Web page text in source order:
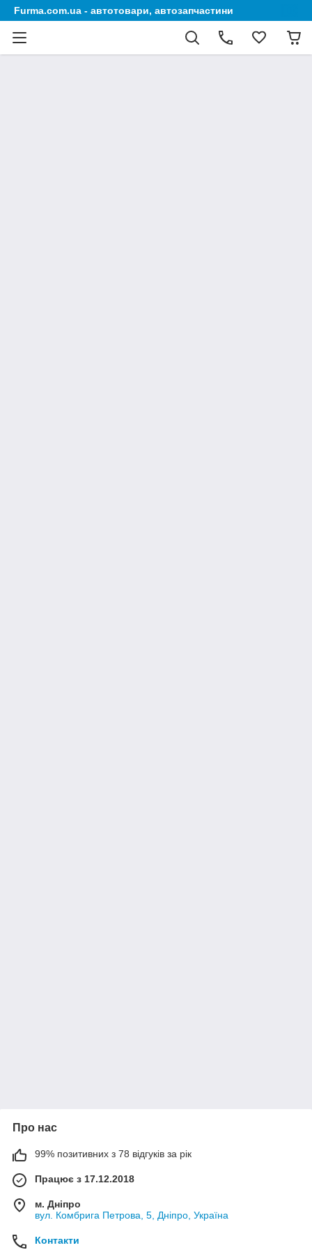
Furma.com.ua - автотовари, автозапчастини
Про нас
99% позитивних з 78 відгуків за рік
Працює з 17.12.2018
м. Дніпро
вул. Комбрига Петрова, 5, Дніпро, Україна
Контакти